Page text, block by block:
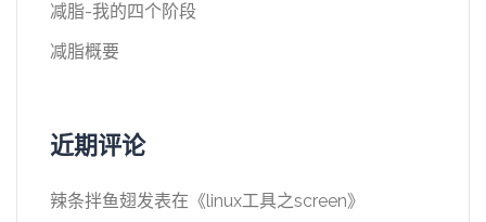
减脂-我的四个阶段
减脂概要
近期评论
辣条拌鱼翅发表在《linux工具之screen》